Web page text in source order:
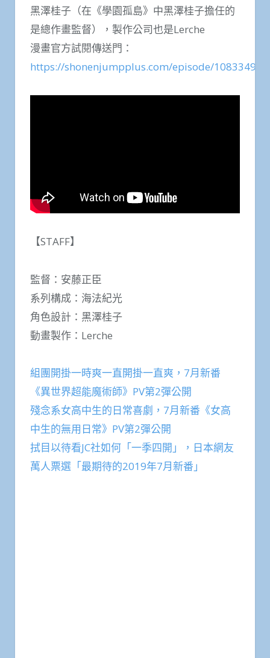
黑澤桂子（在《學園孤島》中黑澤桂子擔任的
是總作畫監督），製作公司也是Lerche
漫畫官方試閱傳送門：
https://shonenjumpplus.com/episode/
【STAFF】
監督：安藤正臣
系列構成：海法紀光
角色設計：黑澤桂子
動畫製作：Lerche
組團開掛一時爽一直開掛一直爽，7月新番
《異世界超能魔術師》PV第2彈公開
殘念系女高中生的日常喜劇，7月新番《女高
中生的無用日常》PV第2彈公開
拭目以待看JC社如何「一季四開」，日本網友
萬人票選「最期待的2019年7月新番」